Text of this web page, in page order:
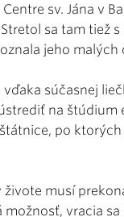
sv. Jána v
sa tam tiež
jeho malých
súčasnej
na
po
musí
možnosť, vracia